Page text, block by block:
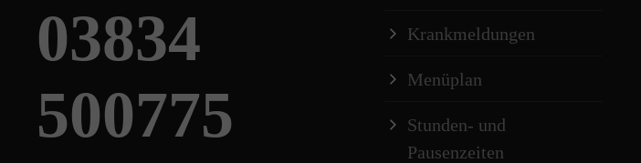
03834
500775
Krankmeldungen
Menüplan
Stunden- und
Pausenzeiten